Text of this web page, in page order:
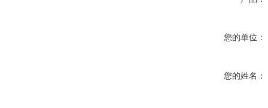
您的单位：
您的姓名：